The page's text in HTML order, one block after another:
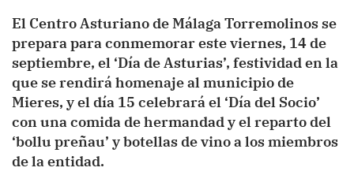
El Centro Asturiano de Málaga Torremolinos se
prepara para conmemorar este viernes, 14 de
septiembre, el ‘Día de Asturias’, festividad en la
que se rendirá homenaje al municipio de
Mieres, y el día 15 celebrará el ‘Día del Socio’
con una comida de hermandad y el reparto del
‘bollu preñau’ y botellas de vino a los miembros
de la entidad.